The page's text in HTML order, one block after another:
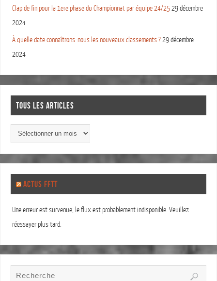
Clap de fin pour la 1ere phase du Championnat par équipe 24/2529 décembre
2024
À quelle date connaîtrons-nous les nouveaux classements ?29 décembre
2024
TOUS LES ARTICLES
ACTUS FFTT
Une erreur est survenue, le flux est probablement indisponible. Veuillez
réessayer plus tard.